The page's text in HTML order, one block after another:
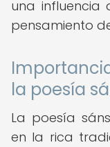
una
pensamiento
la poesía
La poesía
en la rica